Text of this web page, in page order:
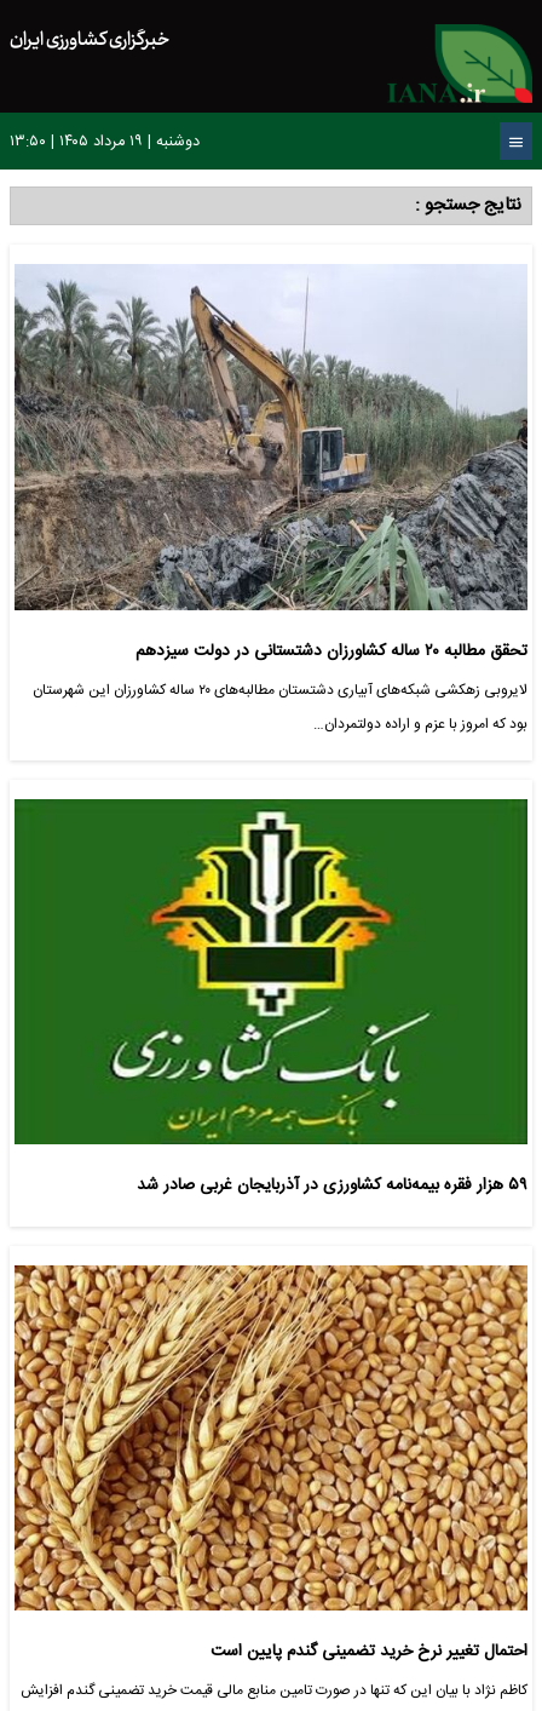
خبرگزاری کشاورزی ایران
دوشنبه | ۱۹ مرداد ۱۴۰۵ | ۱۳:۵۰
نتایج جستجو :
تحقق مطالبه ۲۰ ساله کشاورزان دشتستانی در دولت سیزدهم
لایروبی زهکشی‌ شبکه‌های آبیاری دشتستان مطالبه‌های ۲۰ ساله کشاورزان این شهرستان
بود که امروز با عزم و اراده دولتمردان…
۵۹ هزار فقره بیمه‌نامه کشاورزی در آذربایجان غربی صادر شد
احتمال تغییر نرخ خرید تضمینی گندم پایین است
کاظم نژاد با بیان این که تنها در صورت تامین منابع مالی قیمت خرید تضمینی گندم افزایش